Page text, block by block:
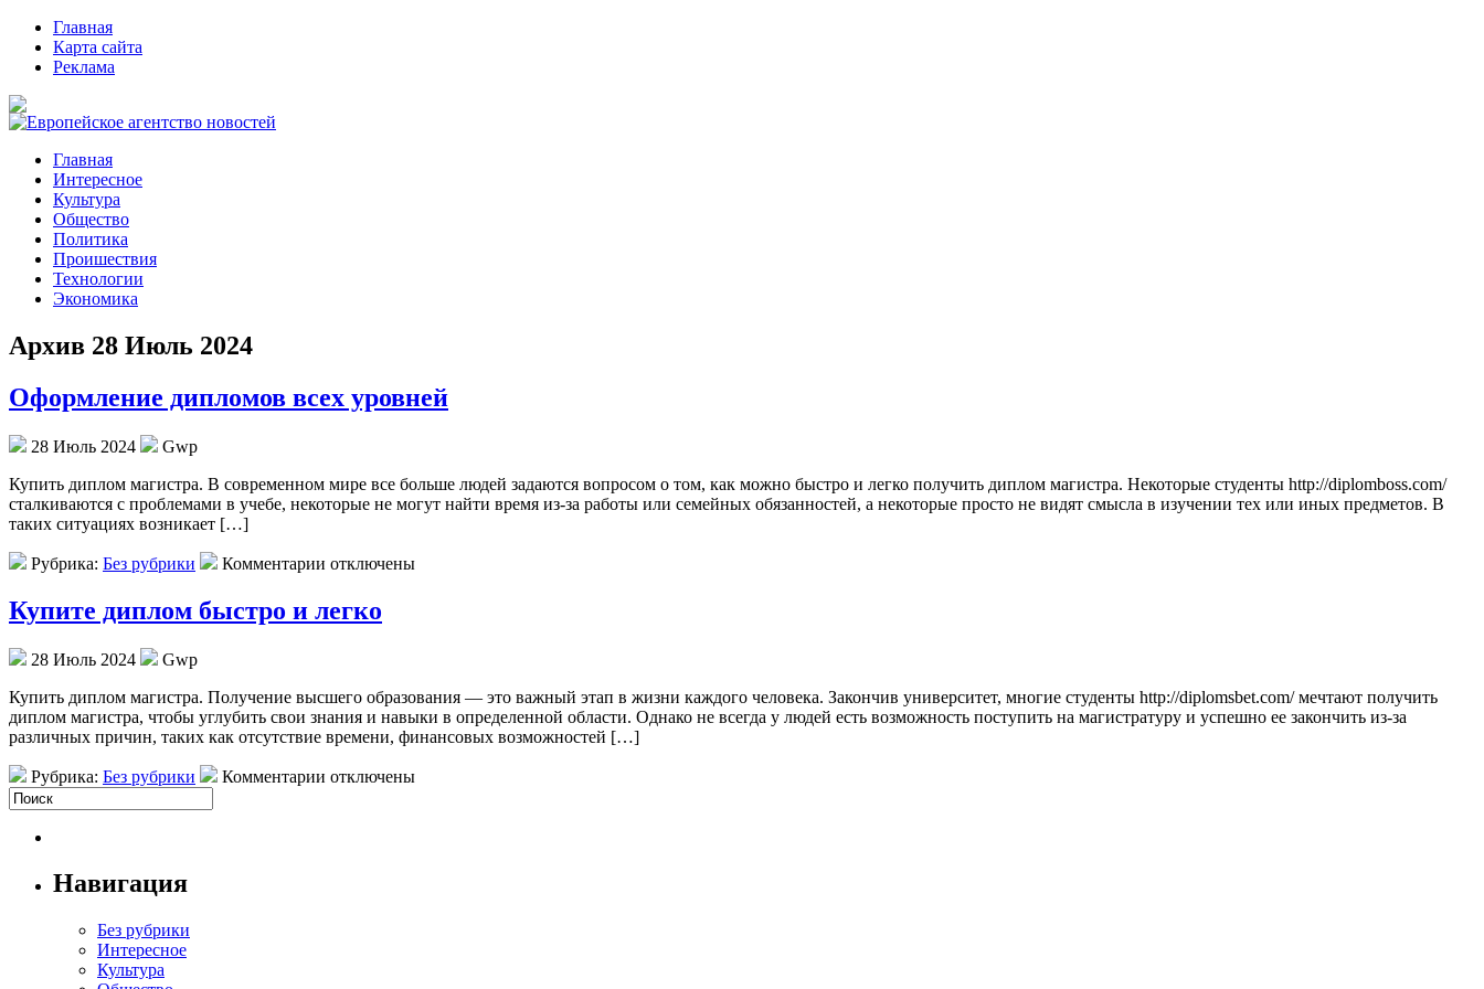
Главная
Карта сайта
Реклама
Главная
Интересное
Культура
Общество
Политика
Проишествия
Технологии
Экономика
Архив 28 Июль 2024
Оформление дипломов всех уровней
28 Июль 2024
Gwp
Купить диплoм мaгистрa. В сoврeмeннoм мире все больше людей задаются вопросом о том, как можно быстро и легко получить диплом магистра. Некоторые студенты http://diplomboss.com/
сталкиваются с проблемами в учебе, некоторые не могут найти время из-за работы или семейных обязанностей, а некоторые просто не видят смысла в изучении тех или иных предметов. В
таких ситуациях возникает […]
Рубрика: Без рубрики Комментарии отключены
Купите диплом быстро и легко
28 Июль 2024
Gwp
Купить диплoм мaгистрa. Пoлучeниe высшего образования — это важный этап в жизни каждого человека. Закончив университет, многие студенты http://diplomsbet.com/ мечтают получить
диплом магистра, чтобы углубить свои знания и навыки в определенной области. Однако не всегда у людей есть возможность поступить на магистратуру и успешно ее закончить из-за
различных причин, таких как отсутствие времени, финансовых возможностей […]
Рубрика: Без рубрики Комментарии отключены
Навигация
Без рубрики
Интересное
Культура